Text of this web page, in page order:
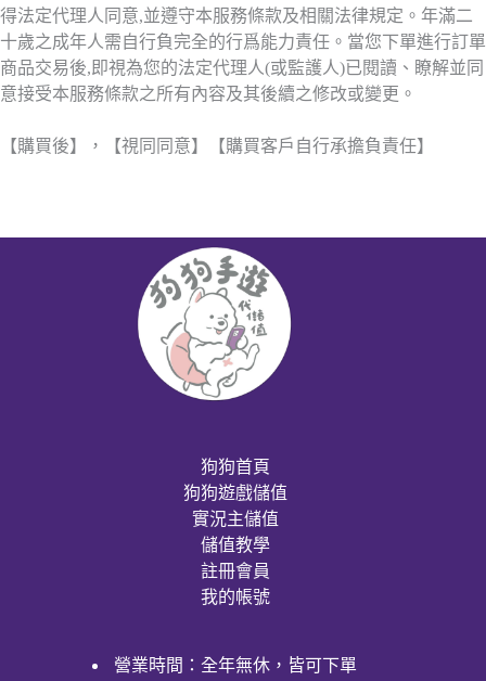
得法定代理人同意,並遵守本服務條款及相關法律規定。年滿二
十歲之成年人需自行負完全的行爲能力責任。當您下單進行訂單
商品交易後,即視為您的法定代理人(或監護人)已閱讀、瞭解並同
意接受本服務條款之所有內容及其後續之修改或變更。
【購買後】，【視同同意】【購買客戶自行承擔負責任】
狗狗首頁
狗狗遊戲儲值
實況主儲值
儲值教學
註冊會員
我的帳號
營業時間：全年無休，皆可下單